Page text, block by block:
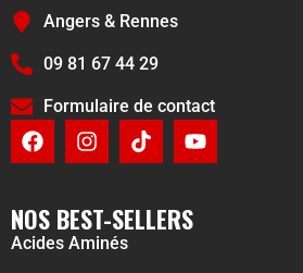
Angers & Rennes
09 81 67 44 29
Formulaire de contact
NOS BEST-SELLERS
Acides Aminés